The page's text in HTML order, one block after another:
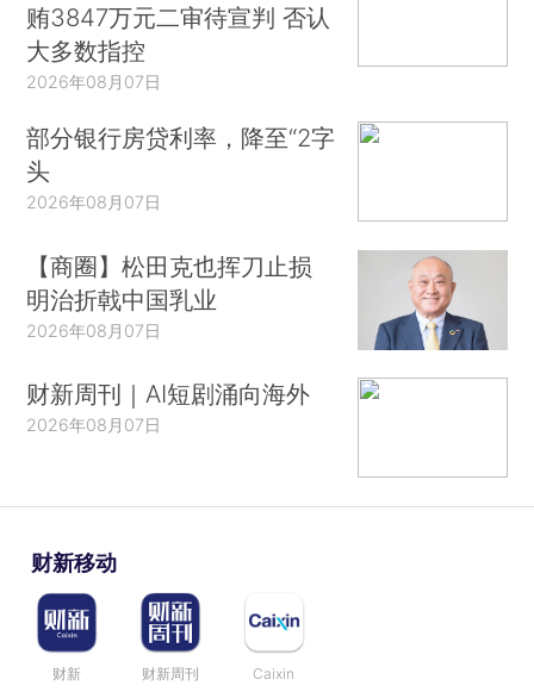
贿3847万元二审待宣判 否认
大多数指控
2026年08月07日
部分银行房贷利率，降至“2字
头
2026年08月07日
【商圈】松田克也挥刀止损
明治折戟中国乳业
2026年08月07日
财新周刊｜AI短剧涌向海外
2026年08月07日
财新移动
财新 财新周刊 Caixin